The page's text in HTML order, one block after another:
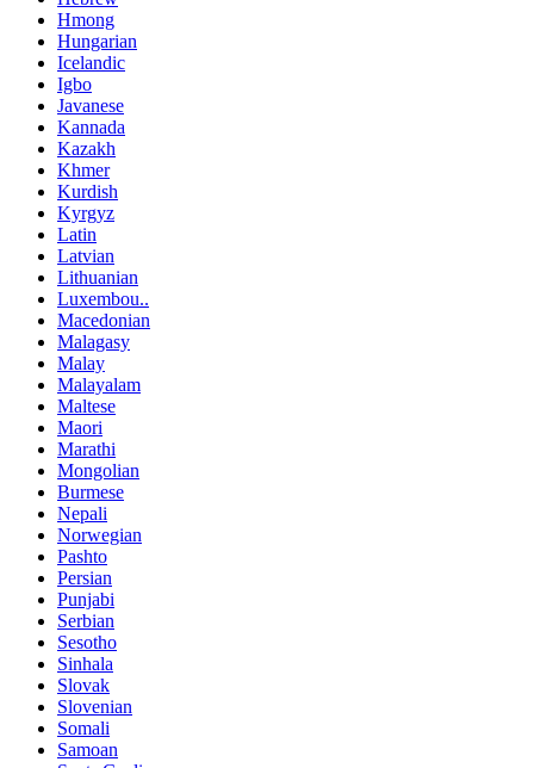
Hmong
Hungarian
Icelandic
Igbo
Javanese
Kannada
Kazakh
Khmer
Kurdish
Kyrgyz
Latin
Latvian
Lithuanian
Luxembou..
Macedonian
Malagasy
Malay
Malayalam
Maltese
Maori
Marathi
Mongolian
Burmese
Nepali
Norwegian
Pashto
Persian
Punjabi
Serbian
Sesotho
Sinhala
Slovak
Slovenian
Somali
Samoan